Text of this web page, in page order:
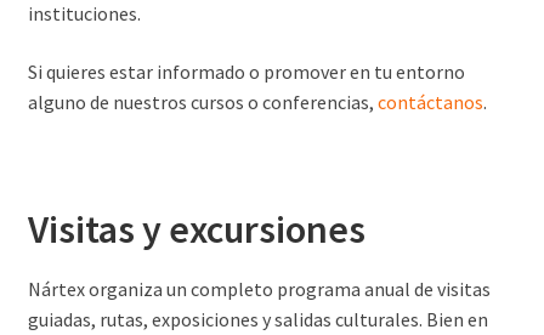
instituciones.
Si quieres estar informado o promover en tu entorno
alguno de nuestros cursos o conferencias, contáctanos.
Visitas y excursiones
Nártex organiza un completo programa anual de visitas
guiadas, rutas, exposiciones y salidas culturales. Bien en